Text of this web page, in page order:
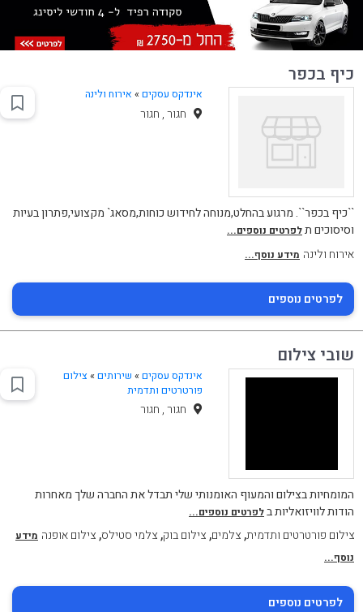
כיף בכפר
אינדקס עסקים » אירוח ולינה
חגור , חגור
``כיף בכפר``. מרגוע בהחלט,מנוחה לחידוש כוחות,מסאג` מקצועי,פתרון בעיות
וסיסוכים תלפרטים נוספים...
אירוח ולינה מידע נוסף...
לפרטים נוספים
שובי צילום
אינדקס עסקים » שירותים» צילום
פורטרטים ותדמית
חגור , חגור
המומחיות בצילום והמעוף האומנותי שלי תבדל את החברה שלך מאחרות
הודות לוויזואליות בלפרטים נוספים...
צילום פורטרטים ותדמית,צלמים,צילום בוק,צלמי סטילס,צילום אופנה מידע
נוסף...
לפרטים נוספים